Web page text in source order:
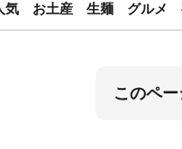
お土産 生麺 グルメ 有
このペ